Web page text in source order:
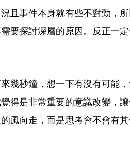
且事件本身就有些不對勁，
要探討深層的原因。反正一
幾秒鐘，想一下有沒有可能
得是非常重要的意識改變，
風向走，而是思考會不會有其